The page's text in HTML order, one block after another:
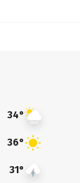
34°
36°
31°